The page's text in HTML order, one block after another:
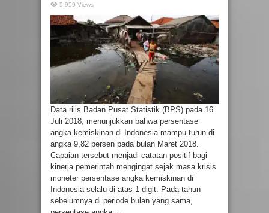
5,959 Views
Data rilis Badan Pusat Statistik (BPS) pada 16
Juli 2018, menunjukkan bahwa persentase
angka kemiskinan di Indonesia mampu turun di
angka 9,82 persen pada bulan Maret 2018.
Capaian tersebut menjadi catatan positif bagi
kinerja pemerintah mengingat sejak masa krisis
moneter persentase angka kemiskinan di
Indonesia selalu di atas 1 digit. Pada tahun
sebelumnya di periode bulan yang sama,